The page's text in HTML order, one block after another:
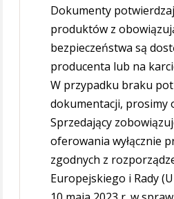
Dokumenty
produktów z
bezpieczeństwa są
producenta lub na
W przypadku braku
dokumentacji, prosimy
Sprzedający
oferowania wyłącznie
zgodnych z
Europejskiego i Rady